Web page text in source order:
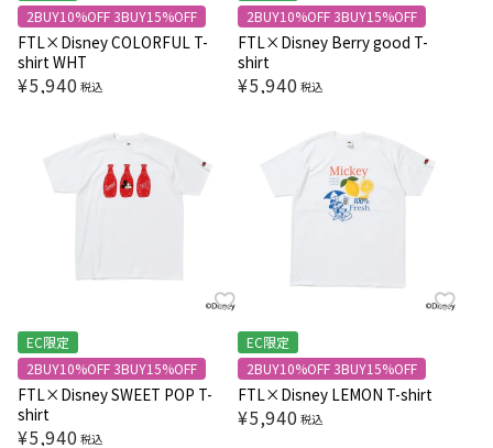
2BUY10%OFF 3BUY15%OFF
FTL×Disney COLORFUL T-
shirt WHT
¥5,940 税込
2BUY10%OFF 3BUY15%OFF
FTL×Disney Berry good T-
shirt
¥5,940 税込
EC限定
2BUY10%OFF 3BUY15%OFF
FTL×Disney SWEET POP T-
shirt
¥5,940 税込
EC限定
2BUY10%OFF 3BUY15%OFF
FTL×Disney LEMON T-shirt
¥5,940 税込